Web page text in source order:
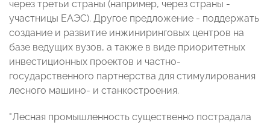
через третьи страны (например, через страны -
участницы ЕАЭС). Другое предложение - поддержать
создание и развитие инжиниринговых центров на
базе ведущих вузов, а также в виде приоритетных
инвестиционных проектов и частно-
государственного партнерства для стимулирования
лесного машино- и станкостроения.
"Лесная промышленность существенно пострадала